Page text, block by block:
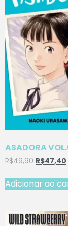
ASADORA
R$49,90 R$47,40
Adicionar ao